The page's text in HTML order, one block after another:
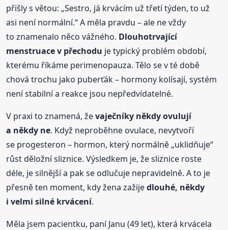
přišly s větou: „Sestro, já krvácím už třetí týden, to už
asi není normální.“ A měla pravdu – ale ne vždy
to znamenalo něco vážného. Dlouhotrvající
menstruace v přechodu je typický problém období,
kterému říkáme perimenopauza. Tělo se v té době
chová trochu jako puberťák – hormony kolísají, systém
není stabilní a reakce jsou nepředvídatelné.
V praxi to znamená, ževaječníky někdy ovulují
a někdy ne. Když neproběhne ovulace, nevytvoří
se progesteron – hormon, který normálně „uklidňuje“
růst děložní sliznice. Výsledkem je, že sliznice roste
déle, je silnější a pak se odlučuje nepravidelně. A to je
přesně ten moment, kdy žena zažijedlouhé, někdy
i velmi silné krvácení.
Měla jsem pacientku, paní Janu (49 let), která krvácela